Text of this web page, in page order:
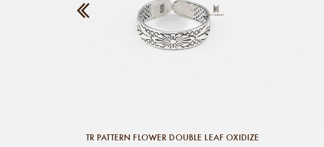
TR PATTERN FLOWER DOUBLE LEAF OXIDIZE